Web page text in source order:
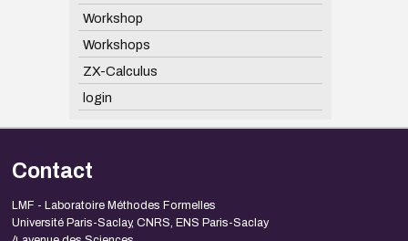
Workshop
Workshops
ZX-Calculus
login
Contact
LMF - Laboratoire Méthodes Formelles
Université Paris-Saclay, CNRS, ENS Paris-Saclay